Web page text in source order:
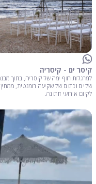
קיסר ים - קיסריה
למרגלות חוף ימה של קיסריה, בתוך
של ים וכתום של שקיעה רומנטית,
לקיום אירועי חתונה.